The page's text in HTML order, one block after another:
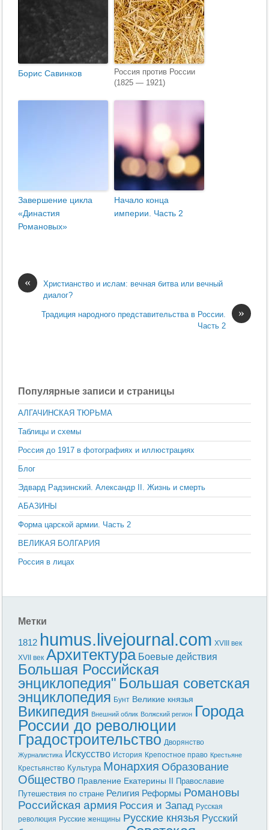
Борис Савинков
Россия против России
(1825 — 1921)
Завершение цикла
«Династия
Романовых»
Начало конца
империи. Часть 2
«
Христианство и ислам: вечная битва или вечный
диалог?
»
Традиция народного представительства в России.
Часть 2
Популярные записи и страницы
АЛГАЧИНСКАЯ ТЮРЬМА
Таблицы и схемы
Россия до 1917 в фотографиях и иллюстрациях
Блог
Эдвард Радзинский. Александр II. Жизнь и смерть
АБАЗИНЫ
Форма царской армии. Часть 2
ВЕЛИКАЯ БОЛГАРИЯ
Россия в лицах
Метки
1812 humus.livejournal.com XVIII век
XVII век Архитектура Боевые действия
Большая Российская
энциклопедия" Большая советская
энциклопедия Бунт Великие князья
Википедия Внешний облик Волжский регион Города
России до революции
Градостроительство Дворянство
Журналистика Искусство История Крепостное право Крестьяне
Крестьянство Культура Монархия Образование
Общество Правление Екатерины II Православие
Путешествия по стране Религия Реформы Романовы
Российская армия Россия и Запад Русская
революция Русские женщины Русские князья Русский